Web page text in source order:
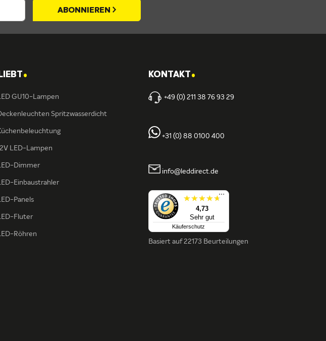
ABONNIEREN
.
GU10-Lampen
Spritzwasserdicht
LED-Lampen
Dimmer
Einbaustrahler
Panels
Fluter
Röhren
KONTAKT.
+49 (0) 211 38 76 93 29
+31 (0) 88 0100 400
info@leddirect.de
4,73
Sehr gut
...
Käuferschutz
Basiert auf22173 Beurteilungen